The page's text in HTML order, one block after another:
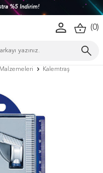
%5 İndirim!
(0)
Kalemtraş